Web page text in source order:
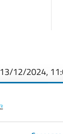
13/12/2024,